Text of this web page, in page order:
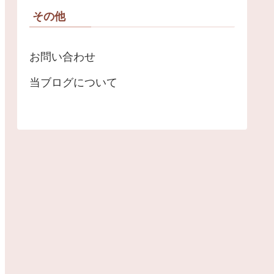
その他
お問い合わせ
当ブログについて